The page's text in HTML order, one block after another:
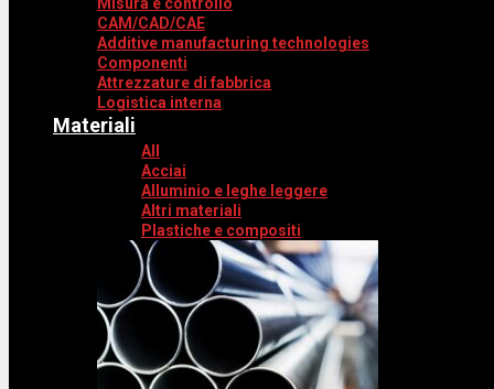
Misura e controllo
CAM/CAD/CAE
Additive manufacturing technologies
Componenti
Attrezzature di fabbrica
Logistica interna
Materiali
All
Acciai
Alluminio e leghe leggere
Altri materiali
Plastiche e compositi